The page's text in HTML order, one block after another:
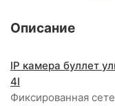
Описание
IP камера буллет
4I
Фиксированная